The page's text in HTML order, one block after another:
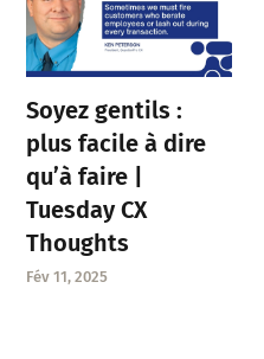
Soyez gentils :
plus facile à dire
qu’à faire |
Tuesday CX
Thoughts
Fév 11, 2025